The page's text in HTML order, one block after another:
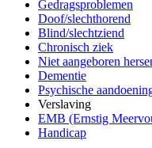
Gedragsproblemen
Doof/slechthorend
Blind/slechtziend
Chronisch ziek
Niet aangeboren
Dementie
Psychische
Verslaving
EMB (Ernstig
Handicap